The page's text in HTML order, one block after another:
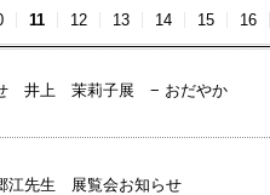
11 12 13 14 15 16
せ 井上 茉莉子展 − おだやか
江先生 展覧会お知らせ